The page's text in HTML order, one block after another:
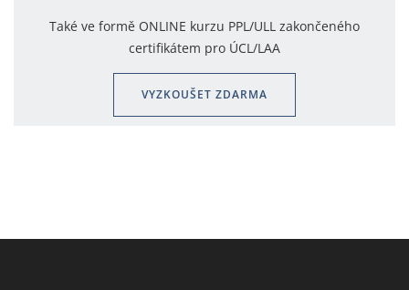
Také ve formě ONLINE kurzu PPL/ULL zakončeného
certifikátem pro ÚCL/LAA
VYZKOUŠET ZDARMA